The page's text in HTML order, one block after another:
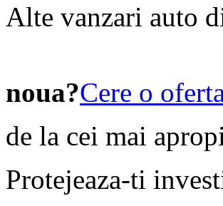
Alte vanzari auto
noua?Cere o oferta
de la cei mai
Protejeaza-ti